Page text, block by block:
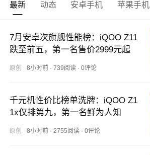
最新 动态 安卓手机 苹果手机
7月安卓次旗舰性能榜：iQOO Z11
跌至前五，第一名售价2999元起
原创 8小时前· 739阅读· 0评论
千元机性价比榜单洗牌：iQOO Z1
1x仅排第九，第一名鲜为人知
原创 8小时前· 2755阅读· 0评论